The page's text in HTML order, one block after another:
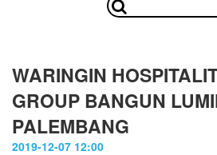
WARINGIN
GROUP BANGUN
PALEMBANG
2019-12-07 12:00